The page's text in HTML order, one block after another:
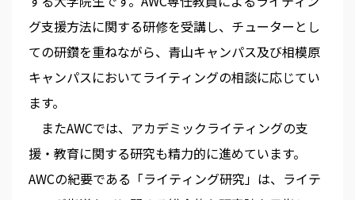
グ支援方法に関する研修を受講し、チューターとし
ての研鑽を重ねながら、青山キャンパス及び相模原
キャンパスにおいてライティングの相談に応じてい
ます。
またAWCでは、アカデミックライティングの支
援・教育に関する研究も精力的に進めています。
AWCの紀要である「ライティング研究」は、ライテ